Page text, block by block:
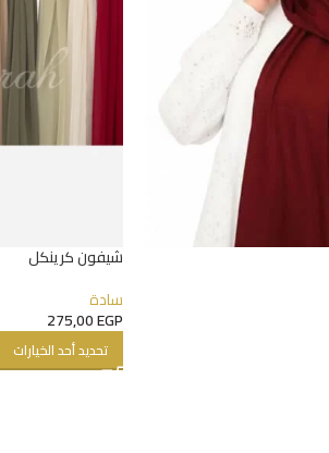
شيفون كرينكل
سادة
275,00EGP
تحديد أحد الخيارات